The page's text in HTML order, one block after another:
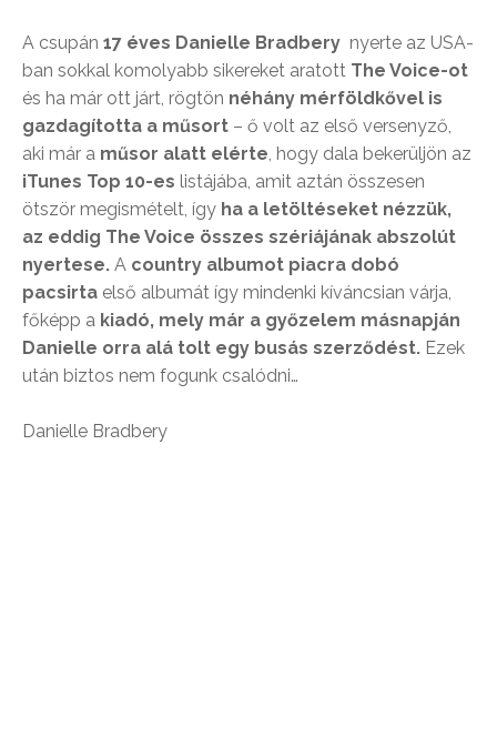
A csupán 17 éves Danielle Bradbery nyerte az USA-
ban sokkal komolyabb sikereket aratott The Voice-ot
és ha már ott járt, rögtön néhány mérföldkővel is
gazdagította a műsort – ő volt az első versenyző,
aki már a műsor alatt elérte, hogy dala bekerüljön az
iTunes Top 10-es listájába, amit aztán összesen
ötször megismételt, így ha a letöltéseket nézzük,
az eddig The Voice összes szériájának abszolút
nyertese. A country albumot piacra dobó
pacsirta első albumát így mindenki kíváncsian várja,
főképp a kiadó, mely már a győzelem másnapján
Danielle orra alá tolt egy busás szerződést. Ezek
után biztos nem fogunk csalódni…
Danielle Bradbery